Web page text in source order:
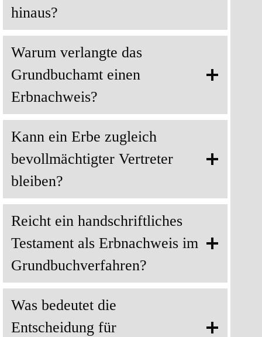
hinaus?
Warum verlangte das
Grundbuchamt einen
Erbnachweis?
Kann ein Erbe zugleich
bevollmächtigter Vertreter
bleiben?
Reicht ein handschriftliches
Testament als Erbnachweis im
Grundbuchverfahren?
Was bedeutet die
Entscheidung für